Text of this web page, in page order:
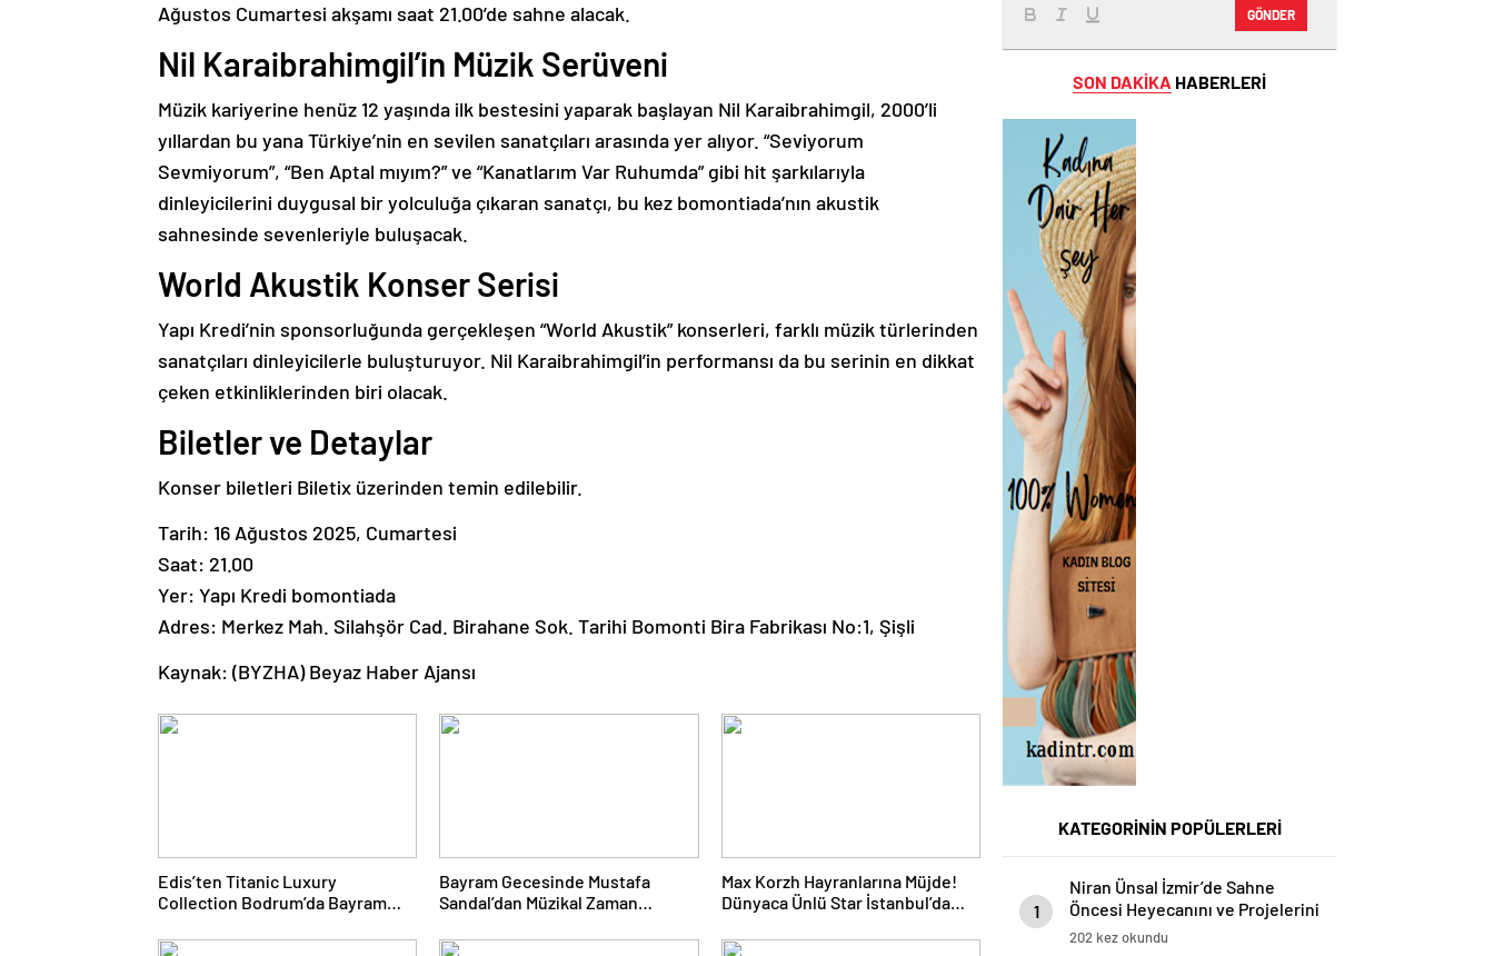
Ağustos Cumartesi akşamı saat 21.00’de sahne alacak.
Nil Karaibrahimgil’in Müzik Serüveni
Müzik kariyerine henüz 12 yaşında ilk bestesini yaparak başlayan Nil Karaibrahimgil, 2000’li
yıllardan bu yana Türkiye’nin en sevilen sanatçıları arasında yer alıyor. “Seviyorum
Sevmiyorum”, “Ben Aptal mıyım?” ve “Kanatlarım Var Ruhumda” gibi hit şarkılarıyla
dinleyicilerini duygusal bir yolculuğa çıkaran sanatçı, bu kez bomontiada’nın akustik
sahnesinde sevenleriyle buluşacak.
World Akustik Konser Serisi
Yapı Kredi’nin sponsorluğunda gerçekleşen “World Akustik” konserleri, farklı müzik türlerinden
sanatçıları dinleyicilerle buluşturuyor. Nil Karaibrahimgil’in performansı da bu serinin en dikkat
çeken etkinliklerinden biri olacak.
Biletler ve Detaylar
Konser biletleri Biletix üzerinden temin edilebilir.
Tarih: 16 Ağustos 2025, Cumartesi
Saat: 21.00
Yer: Yapı Kredi bomontiada
Adres: Merkez Mah. Silahşör Cad. Birahane Sok. Tarihi Bomonti Bira Fabrikası No:1, Şişli
Kaynak: (BYZHA) Beyaz Haber Ajansı
Edis’ten Titanic Luxury
Collection Bodrum’da Bayram
Performans
Bayram Gecesinde Mustafa
Sandal’dan Müzikal Zaman
Max Korzh Hayranlarına Müjde!
Dünyaca Ünlü Star İstanbul’da
Buluşuyor
GÖNDER
SON DAKİKA HABERLERİ
KATEGORİNİN POPÜLERLERİ
1
Niran Ünsal İzmir’de Sahne
Öncesi Heyecanını ve Projelerini
Anlattı
202 kez okundu